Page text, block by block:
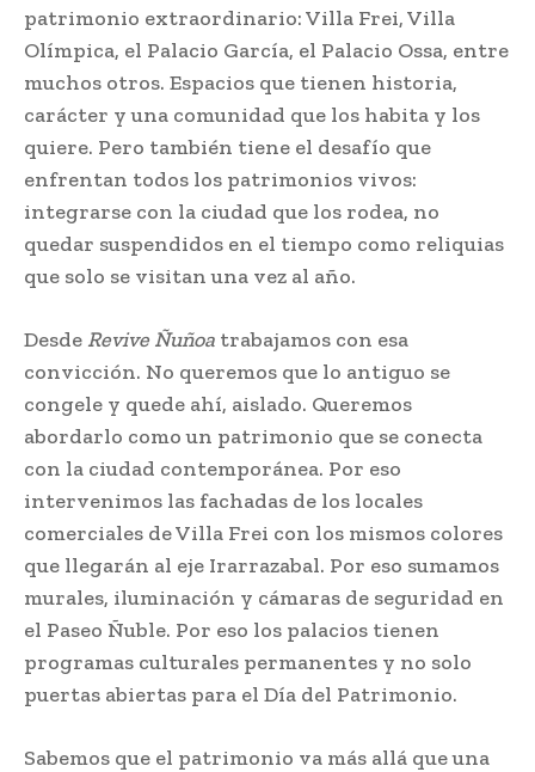
patrimonio extraordinario: Villa Frei, Villa
Olímpica, el Palacio García, el Palacio Ossa, entre
muchos otros. Espacios que tienen historia,
carácter y una comunidad que los habita y los
quiere. Pero también tiene el desafío que
enfrentan todos los patrimonios vivos:
integrarse con la ciudad que los rodea, no
quedar suspendidos en el tiempo como reliquias
que solo se visitan una vez al año.
Desde Revive Ñuñoa trabajamos con esa
convicción. No queremos que lo antiguo se
congele y quede ahí, aislado. Queremos
abordarlo como un patrimonio que se conecta
con la ciudad contemporánea. Por eso
intervenimos las fachadas de los locales
comerciales de Villa Frei con los mismos colores
que llegarán al eje Irarrazabal. Por eso sumamos
murales, iluminación y cámaras de seguridad en
el Paseo Ñuble. Por eso los palacios tienen
programas culturales permanentes y no solo
puertas abiertas para el Día del Patrimonio.
Sabemos que el patrimonio va más allá que una